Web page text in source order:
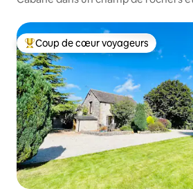
Coup de cœur voyageurs parmi les
Coup de cœur voyageurs